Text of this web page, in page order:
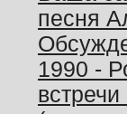
песня
1990 -